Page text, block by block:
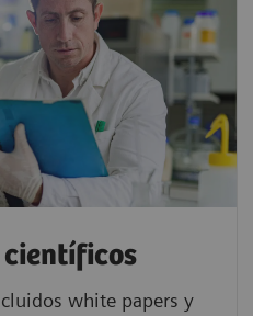
científicos
white papers y